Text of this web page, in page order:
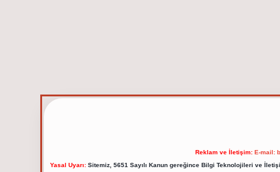
Reklam ve İletişim: E-mail:
Yasal Uyarı:Sitemiz, 5651 Sayılı Kanun gereğince Bilgi Teknolojileri ve